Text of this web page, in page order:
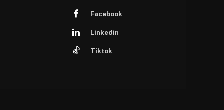
Facebook
Linkedin
Tiktok